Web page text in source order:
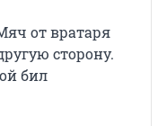
от вратаря
сторону.
бил